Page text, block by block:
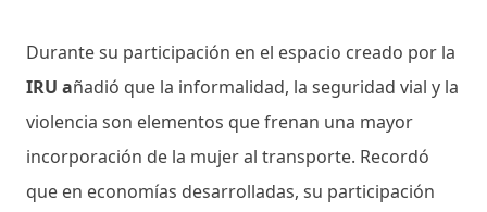
Durante su participación en el espacio creado por la
IRU añadió que la informalidad, la seguridad vial y la
violencia son elementos que frenan una mayor
incorporación de la mujer al transporte. Recordó
que en economías desarrolladas, su participación